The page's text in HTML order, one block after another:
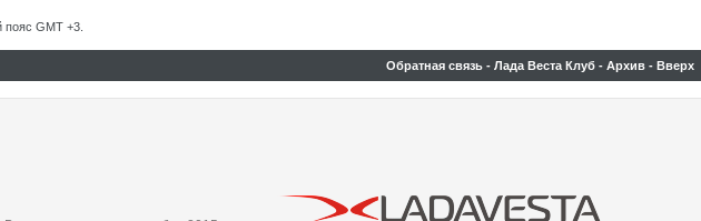
пояс GMT +3.
Обратная связь - Лада Веста Клуб - Архив - Вверх